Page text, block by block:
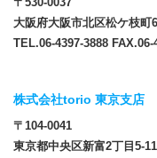
大阪府大阪市北区松ケ枝
TEL.06-4397-3888 FAX.06-
株式会社torio 東京支店
〒104-0041
東京都中央区新富2丁目5-